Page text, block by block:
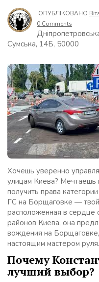
ОПУБЛІКОВАНО
0 Comments
Сумська, 14Б, 50000
Хочешь уверенно
улицам Киева? Мечтаешь
получить права
ГС на Борщаговке —
расположенная в сердце
районов Киева, она
вождения на
настоящим мастером руля.
Почему
лучший выбор?